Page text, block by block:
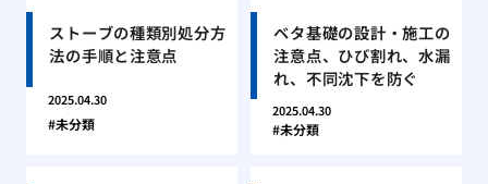
ストーブの種類別処分方
法の手順と注意点
2025.04.30
未分類
ベタ基礎の設計・施工の
注意点、ひび割れ、水漏
れ、不同沈下を防ぐ
2025.04.30
未分類